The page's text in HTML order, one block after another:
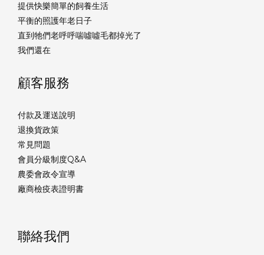
提供快樂簡單的飼養生活
平衡的照護年老日子
直到牠們老呼呼喘噓噓毛都掉光了
我們還在
顧客服務
付款及運送說明
退換貨政策
常見問題
會員分級制度Q&A
農委會政令宣導
廠商檢疫表證明書
聯絡我們